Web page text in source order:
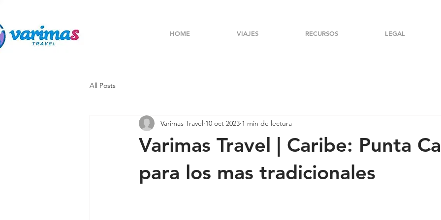
HOME VIAJES RECURSOS LEGAL
All Posts
Varimas Travel | Caribe: Punta
para los mas tradicionales
Varimas Travel 10 oct 2023 1 min de lectura